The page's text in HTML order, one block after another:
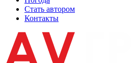
Стать автором
Контакты